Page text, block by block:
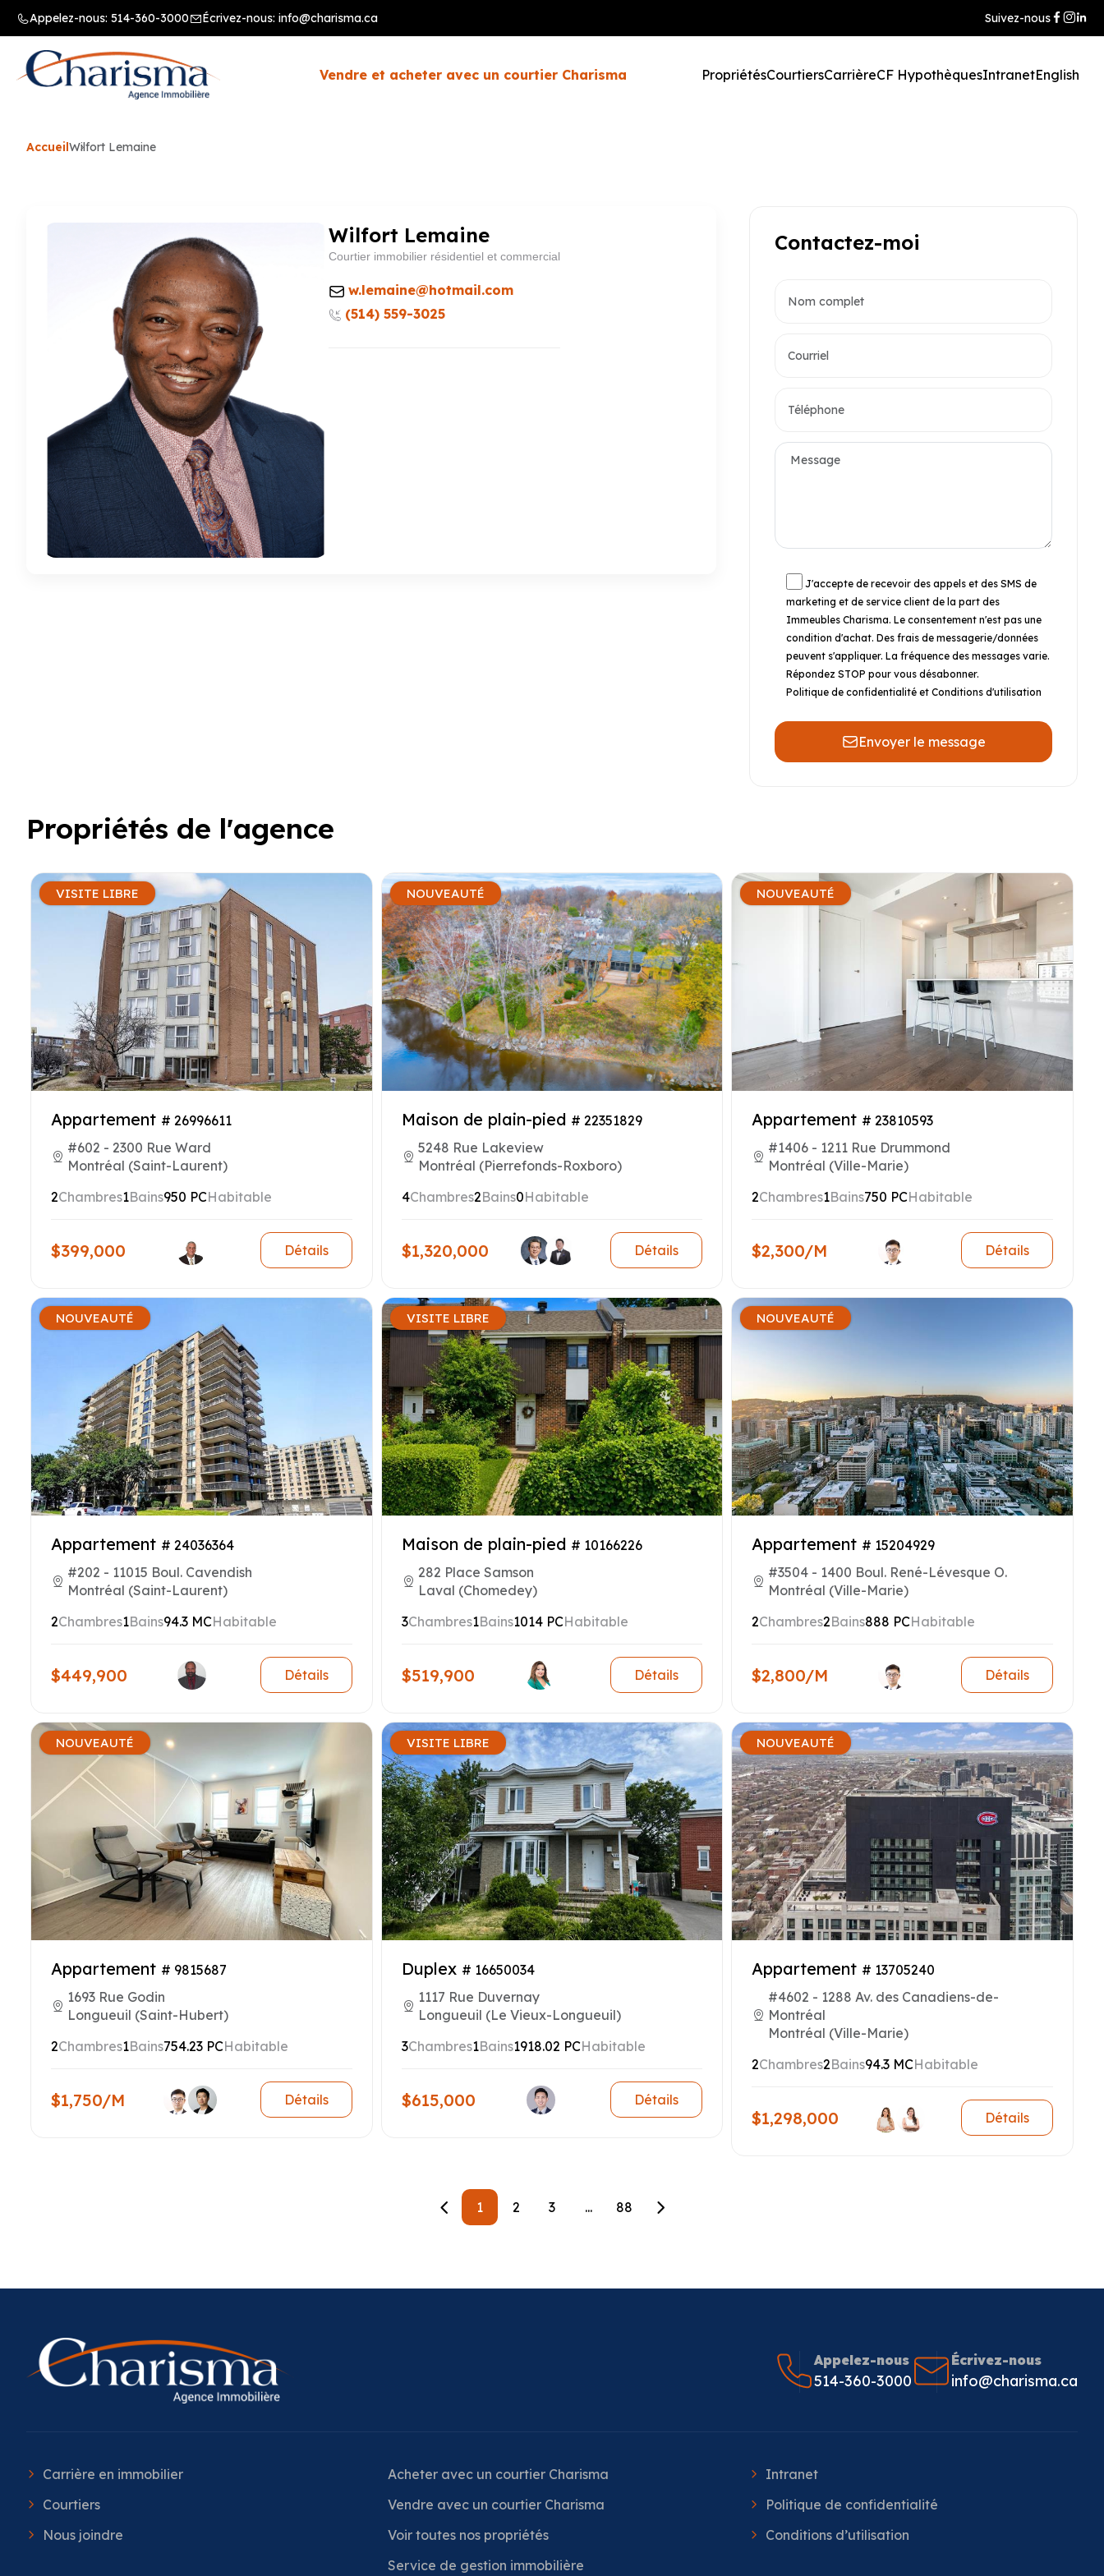
Appelez-nous: 514-360-3000 Écrivez-nous: info@charisma.ca Suivez-nous
Vendre et acheter avec un courtier Charisma PropriétésCourtiersCarrièreCF HypothèquesIntranetEnglish
AccueilWilfort Lemaine
Wilfort Lemaine
Courtier immobilier résidentiel et commercial
w.lemaine@hotmail.com
(514) 559-3025
Contactez-moi
J'accepte de recevoir des appels et des SMS de
marketing et de service client de la part des
Immeubles Charisma. Le consentement n'est pas une
condition d'achat. Des frais de messagerie/données
peuvent s'appliquer. La fréquence des messages varie.
Répondez STOP pour vous désabonner.
Politique de confidentialité et Conditions d'utilisation
Envoyer le message
Propriétés de l'agence
VISITE LIBRE
Appartement # 26996611
#602 - 2300 Rue Ward
Montréal (Saint-Laurent)
2Chambres1Bains950 PCHabitable
$399,000 Détails
NOUVEAUTÉ
Maison de plain-pied # 22351829
5248 Rue Lakeview
Montréal (Pierrefonds-Roxboro)
4Chambres2Bains0Habitable
$1,320,000 Détails
NOUVEAUTÉ
Appartement # 23810593
#1406 - 1211 Rue Drummond
Montréal (Ville-Marie)
2Chambres1Bains750 PCHabitable
$2,300/M Détails
NOUVEAUTÉ
Appartement # 24036364
#202 - 11015 Boul. Cavendish
Montréal (Saint-Laurent)
2Chambres1Bains94.3 MCHabitable
$449,900 Détails
VISITE LIBRE
Maison de plain-pied # 10166226
282 Place Samson
Laval (Chomedey)
3Chambres1Bains1014 PCHabitable
$519,900 Détails
NOUVEAUTÉ
Appartement # 15204929
#3504 - 1400 Boul. René-Lévesque O.
Montréal (Ville-Marie)
2Chambres2Bains888 PCHabitable
$2,800/M Détails
NOUVEAUTÉ
Appartement # 9815687
1693 Rue Godin
Longueuil (Saint-Hubert)
2Chambres1Bains754.23 PCHabitable
$1,750/M Détails
VISITE LIBRE
Duplex # 16650034
1117 Rue Duvernay
Longueuil (Le Vieux-Longueuil)
3Chambres1Bains1918.02 PCHabitable
$615,000 Détails
NOUVEAUTÉ
Appartement # 13705240
#4602 - 1288 Av. des Canadiens-de-
Montréal
Montréal (Ville-Marie)
2Chambres2Bains94.3 MCHabitable
$1,298,000 Détails
1 2 3 ... 88
Appelez-nous
514-360-3000
Écrivez-nous
info@charisma.ca
Carrière en immobilier
Courtiers
Nous joindre
Acheter avec un courtier Charisma
Vendre avec un courtier Charisma
Voir toutes nos propriétés
Service de gestion immobilière
Intranet
Politique de confidentialité
Conditions d’utilisation